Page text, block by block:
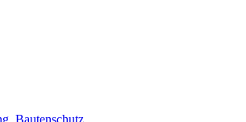
Bautenschutz